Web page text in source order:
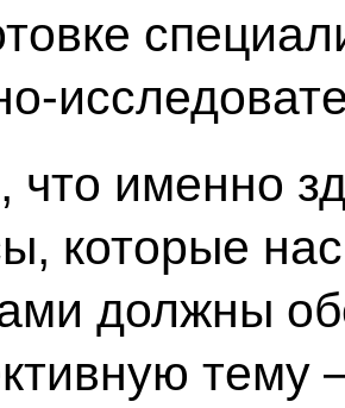
именно
которые
должны
тему